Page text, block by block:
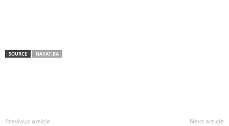
SOURCE HAYAT.BA
Previous article Next article